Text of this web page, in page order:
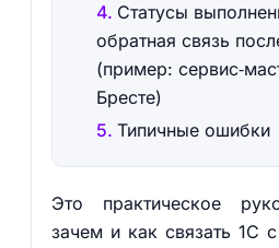
Статусы
обратная связь
(пример:
Бресте)
Типичные ошибки
Это практическое
зачем и как связать 1С